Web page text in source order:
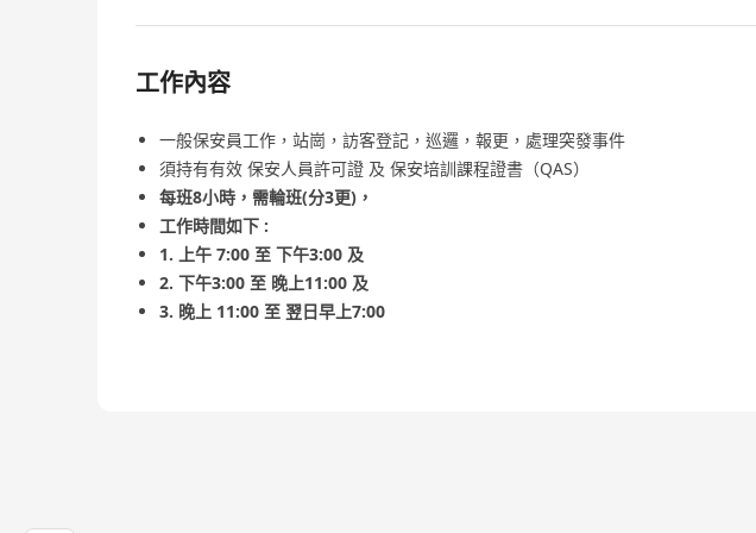
工作內容
一般保安員工作，站崗，訪客登記，巡邏，報更，處理突發事件
須持有有效 保安人員許可證 及 保安培訓課程證書（QAS）
每班8小時，需輪班(分3更)，
工作時間如下 :
1. 上午 7:00 至 下午3:00 及
2. 下午3:00 至 晚上11:00 及
3. 晚上 11:00 至 翌日早上7:00